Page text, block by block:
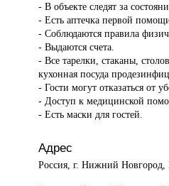
- В объекте следят за
- Есть аптечка первой
- Соблюдаются правила
- Выдаются счета.
- Все тарелки, стаканы,
кухонная посуда
- Гости могут отказаться от
- Доступ к медицинской
- Есть маски для гостей.
Адрес
Россия, г. Нижний Новгород,